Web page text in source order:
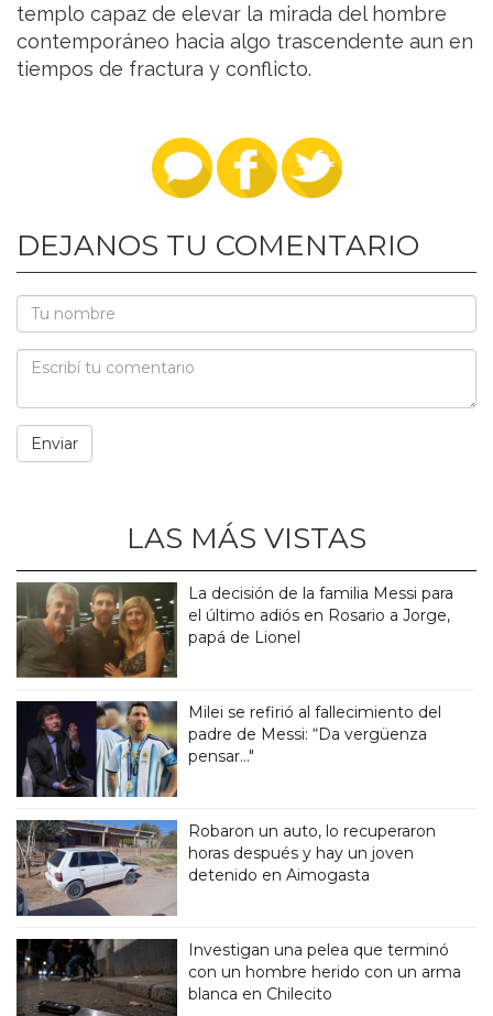
templo capaz de elevar la mirada del hombre
contemporáneo hacia algo trascendente aun en
tiempos de fractura y conflicto.
DEJANOS TU COMENTARIO
LAS MÁS VISTAS
La decisión de la familia Messi para
el último adiós en Rosario a Jorge,
papá de Lionel
Milei se refirió al fallecimiento del
padre de Messi: “Da vergüenza
pensar..."
Robaron un auto, lo recuperaron
horas después y hay un joven
detenido en Aimogasta
Investigan una pelea que terminó
con un hombre herido con un arma
blanca en Chilecito